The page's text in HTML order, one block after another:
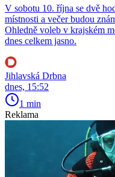
V sobotu 10. října se dvě
místnosti a večer budou
Ohledně voleb v krajském
dnes celkem jasno.
Jihlavská Drbna
dnes, 15:52
1 min
Reklama